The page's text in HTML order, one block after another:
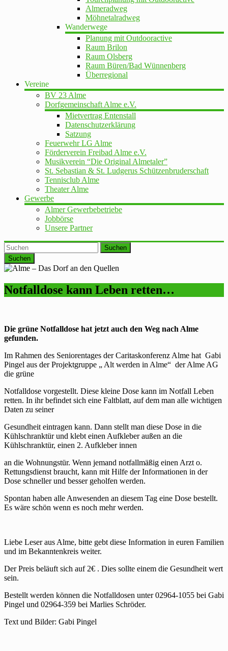
Almeradweg
Möhnetalradweg
Wanderwege
Planung mit Outdooractive
Raum Brilon
Raum Olsberg
Raum Büren/Bad Wünnenberg
Überregional
Vereine
BV 23 Alme
Dorfgemeinschaft Alme e.V.
Mietvertrag Entenstall
Datenschutzerklärung
Satzung
Feuerwehr LG Alme
Förderverein Freibad Alme e.V.
Musikverein “Die Original Almetaler”
St. Sebastian & St. Ludgerus Schützenbruderschaft
Tennisclub Alme
Theater Alme
Gewerbe
Almer Gewerbebetriebe
Jobbörse
Unsere Partner
Suchen
Notfalldose kann Leben retten…
Die grüne Notfalldose hat jetzt auch den Weg nach Alme
gefunden.
Im Rahmen des Seniorentages der Caritaskonferenz Alme hat Gabi
Pingel aus der Projektgruppe „ Alt werden in Alme“ der Alme AG
die grüne
Notfalldose vorgestellt. Diese kleine Dose kann im Notfall Leben
retten. In ihr befindet sich eine Faltblatt, auf dem man alle wichtigen
Daten zu seiner
Gesundheit eintragen kann. Dann stellt man diese Dose in die
Kühlschranktür und klebt einen Aufkleber außen an die
Kühlschranktür, einen 2. Aufkleber innen
an die Wohnungstür. Wenn jemand notfallmäßig einen Arzt o.
Rettungsdienst braucht, kann mit Hilfe der Informationen in der
Dose schneller und besser geholfen werden.
Spontan haben alle Anwesenden an diesem Tag eine Dose bestellt.
Es wäre schön wenn es noch mehr werden.
Liebe Leser aus Alme, bitte gebt diese Information in euren Familien
und im Bekanntenkreis weiter.
Der Preis beläuft sich auf 2€ . Dies sollte einem die Gesundheit wert
sein.
Bestellt werden können die Notfalldosen unter 02964-1055 bei Gabi
Pingel und 02964-359 bei Marlies Schröder.
Text und Bilder: Gabi Pingel